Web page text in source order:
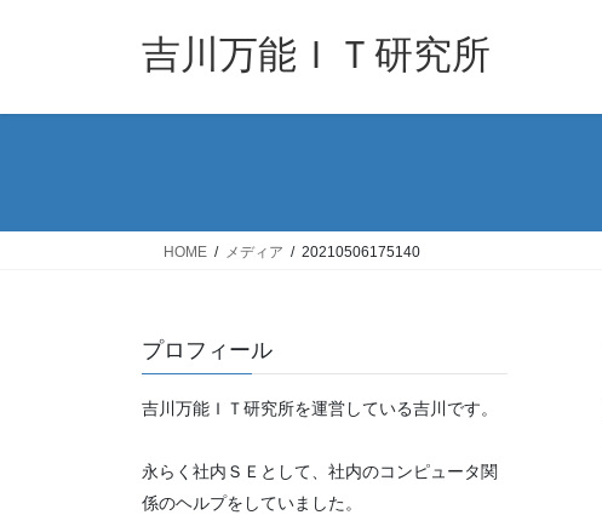
吉川万能ＩＴ研究所
HOME メディア 20210506175140
プロフィール
吉川万能ＩＴ研究所を運営している吉川です。
永らく社内ＳＥとして、社内のコンピュータ関
係のヘルプをしていました。